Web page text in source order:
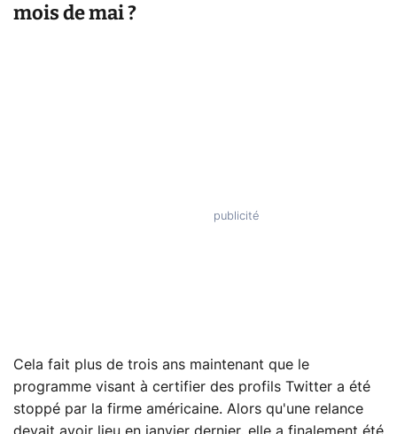
mois de mai ?
Cela fait plus de trois ans maintenant que le
programme visant à certifier des profils Twitter a été
stoppé par la firme américaine. Alors qu'une relance